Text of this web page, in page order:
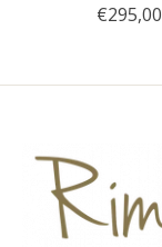
€295,00